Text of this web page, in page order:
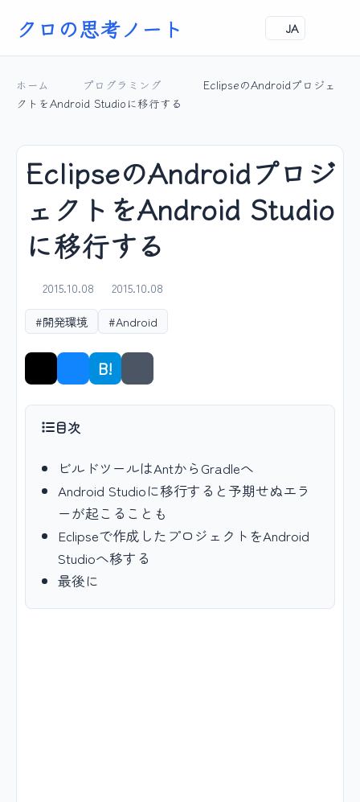
クロの思考ノート JA
ホーム プログラミング
EclipseのAndroidプロジェ
クトをAndroid Studioに移行する
EclipseのAndroidプロジ
ェクトをAndroid Studio
に移行する
2015.10.08
2015.10.08
#開発環境
#Android
B! シェア
目次
ビルドツールはAntからGradleへ
Android Studioに移行すると予期せぬエラ
ーが起こることも
Eclipseで作成したプロジェクトをAndroid
Studioへ移する
最後に